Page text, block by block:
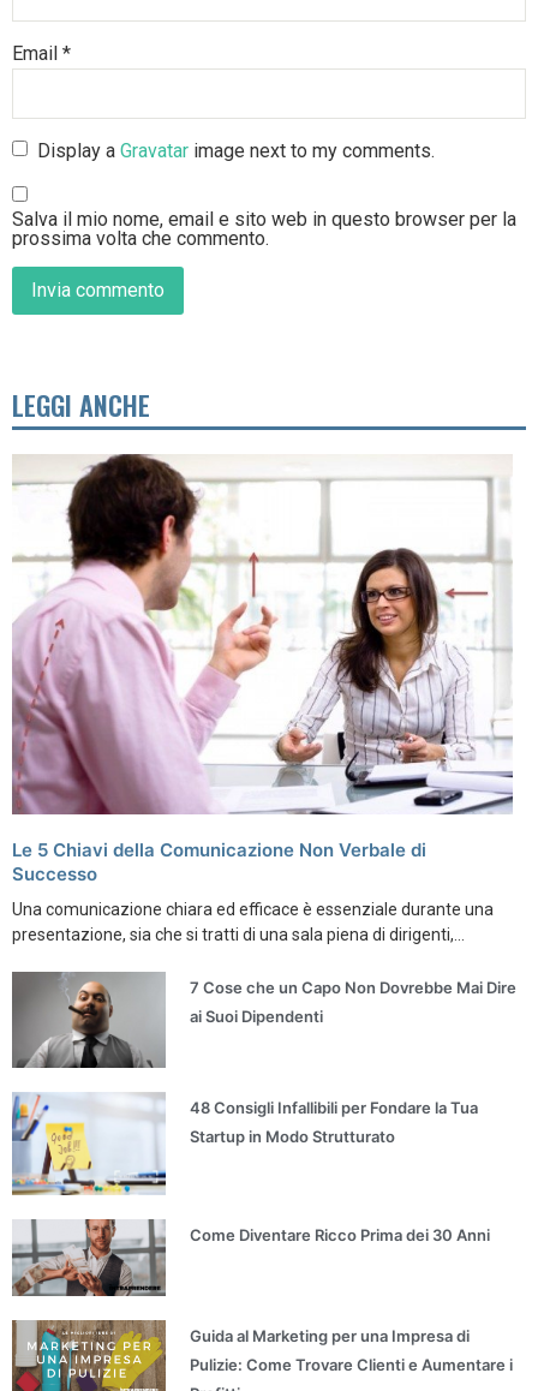
Email *
Display aGravatar image next to my comments.
Salva il mio nome, email e sito web in questo browser per la
prossima volta che commento.
LEGGI ANCHE
Le 5 Chiavi della Comunicazione Non Verbale di
Successo
Una comunicazione chiara ed efficace è essenziale durante una
presentazione, sia che si tratti di una sala piena di dirigenti,...
7 Cose che un Capo Non Dovrebbe Mai Dire
ai Suoi Dipendenti
48 Consigli Infallibili per Fondare la Tua
Startup in Modo Strutturato
Come Diventare Ricco Prima dei 30 Anni
Guida al Marketing per una Impresa di
Pulizie: Come Trovare Clienti e Aumentare i